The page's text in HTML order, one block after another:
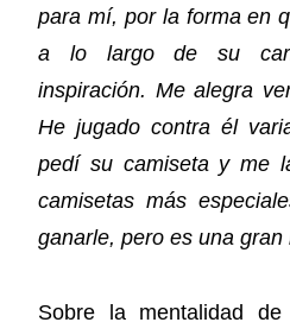
para mí, por la forma en
a lo largo de su
inspiración. Me alegra
He jugado contra él
pedí su camiseta y me
camisetas más
ganarle, pero es una gran
Sobre la mentalidad